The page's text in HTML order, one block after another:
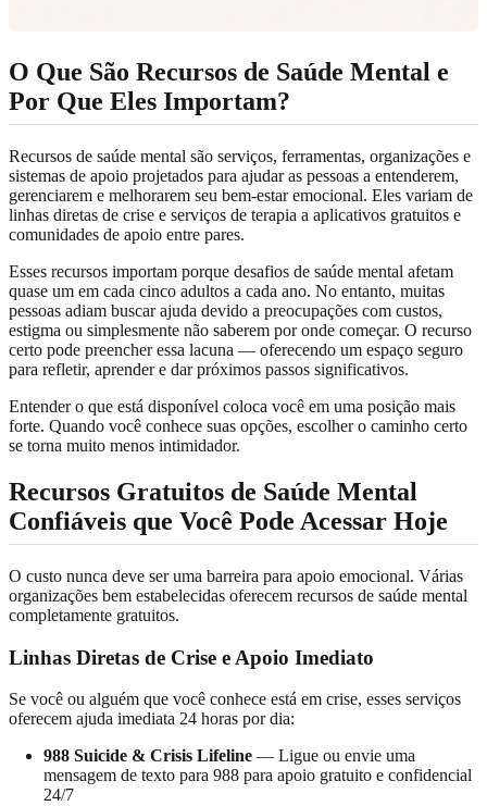
O Que São Recursos de Saúde Mental e
Por Que Eles Importam?
Recursos de saúde mental são serviços, ferramentas, organizações e
sistemas de apoio projetados para ajudar as pessoas a entenderem,
gerenciarem e melhorarem seu bem-estar emocional. Eles variam de
linhas diretas de crise e serviços de terapia a aplicativos gratuitos e
comunidades de apoio entre pares.
Esses recursos importam porque desafios de saúde mental afetam
quase um em cada cinco adultos a cada ano. No entanto, muitas
pessoas adiam buscar ajuda devido a preocupações com custos,
estigma ou simplesmente não saberem por onde começar. O recurso
certo pode preencher essa lacuna — oferecendo um espaço seguro
para refletir, aprender e dar próximos passos significativos.
Entender o que está disponível coloca você em uma posição mais
forte. Quando você conhece suas opções, escolher o caminho certo
se torna muito menos intimidador.
Recursos Gratuitos de Saúde Mental
Confiáveis que Você Pode Acessar Hoje
O custo nunca deve ser uma barreira para apoio emocional. Várias
organizações bem estabelecidas oferecem recursos de saúde mental
completamente gratuitos.
Linhas Diretas de Crise e Apoio Imediato
Se você ou alguém que você conhece está em crise, esses serviços
oferecem ajuda imediata 24 horas por dia:
988 Suicide & Crisis Lifeline — Ligue ou envie uma
mensagem de texto para 988 para apoio gratuito e confidencial
24/7